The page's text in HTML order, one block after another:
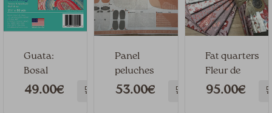
Guata:
Bosal
49.00€ 🛒
Panel
peluches
Farmstead
53.00€ 🛒
Fat quarters
Fleur de
Paris
95.00€